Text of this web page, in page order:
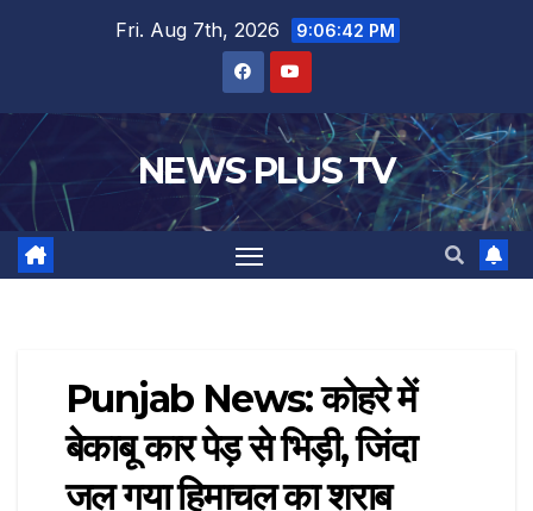
Fri. Aug 7th, 2026 9:06:43 PM
NEWS PLUS TV
Punjab News: कोहरे में
बेकाबू कार पेड़ से भिड़ी, जिंदा
जल गया हिमाचल का शराब